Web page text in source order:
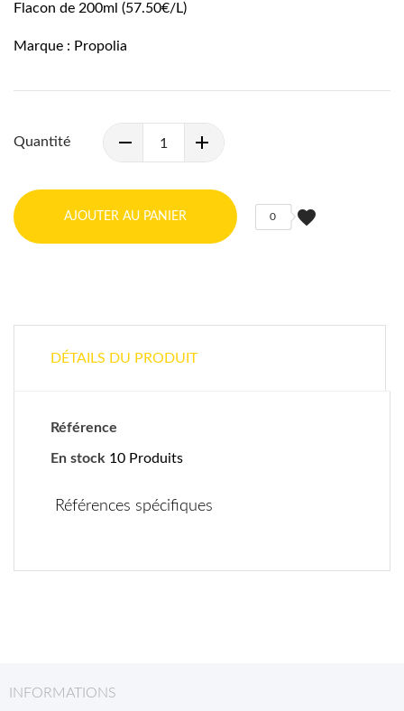
Flacon de 200ml (57.50€/L)
Marque : Propolia
Quantité
AJOUTER AU PANIER favorite
0
DÉTAILS DU PRODUIT
Référence
En stock 10 Produits
Références spécifiques
INFORMATIONS